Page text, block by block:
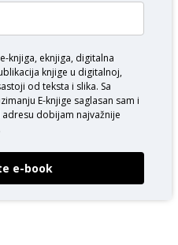
knjiga, eknjiga, digitalna
knjige u digitalnoj,
od teksta i slika. Sa
E-knjige saglasan sam i
dobijam najvažnije
e-book